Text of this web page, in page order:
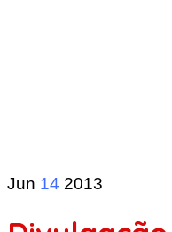
Jun 14 2013